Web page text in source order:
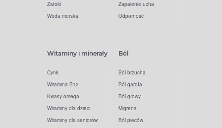
Zatoki
Woda morska
Zapalenie ucha
Odporność
Witaminy i minerały
Cynk
Witamina B12
Kwasy omega
Witaminy dla dzieci
Witaminy dla seniorów
Ból
Ból brzucha
Ból gardła
Ból głowy
Migrena
Ból pleców